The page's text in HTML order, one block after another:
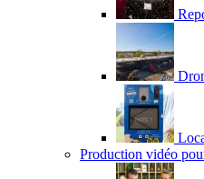
Production vidéo